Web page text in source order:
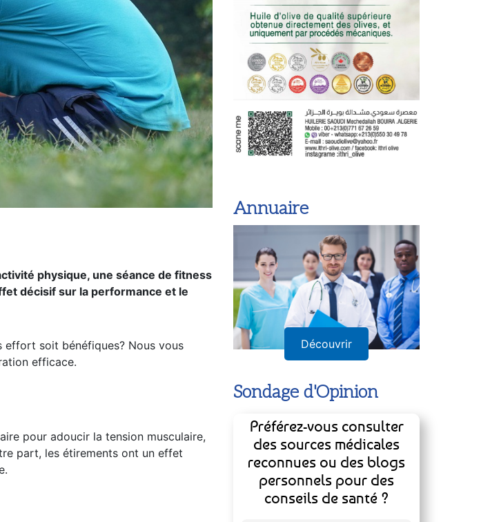
physique, une séance de fitness
décisif sur la performance et le
soit bénéfiques? Nous vous
efficace.
pour adoucir la tension musculaire,
part, les étirements ont un effet
Annuaire
Découvrir
Sondage d'Opinion
Préférez-vous consulter
des sources médicales
reconnues ou des blogs
personnels pour des
conseils de santé ?